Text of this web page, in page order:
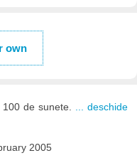
own
de sunete. ... deschide
2005